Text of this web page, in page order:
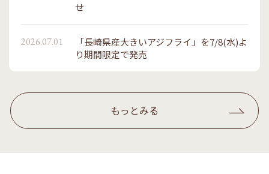
せ
2026.07.01
「長崎県産大きいアジフライ」を7/8(水)よ
り期間限定で発売
もっとみる